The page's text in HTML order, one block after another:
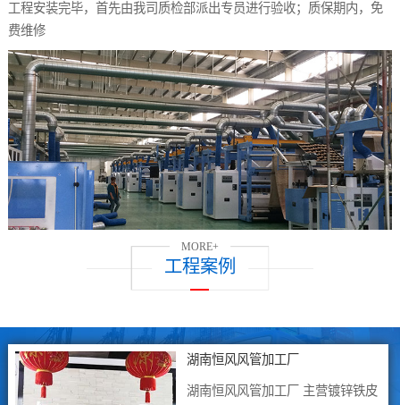
工程安装完毕，首先由我司质检部派出专员进行验收；质保期内，免
费维修
MORE+
工程案例
湖南恒风风管加工厂
湖南恒风风管加工厂 主营镀锌铁皮